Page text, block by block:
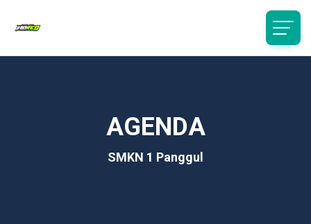
AGENDA
SMKN 1 Panggul